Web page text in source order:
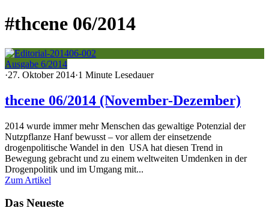
#thcene 06/2014
Ausgabe 6/2014
·27. Oktober 2014·1 Minute Lesedauer
thcene 06/2014 (November-Dezember)
2014 wurde immer mehr Menschen das gewaltige Potenzial der
Nutzpflanze Hanf bewusst – vor allem der einsetzende
drogenpolitische Wandel in den USA hat diesen Trend in
Bewegung gebracht und zu einem weltweiten Umdenken in der
Drogenpolitik und im Umgang mit...
Zum Artikel
Das Neueste